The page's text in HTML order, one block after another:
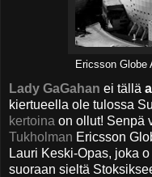
Ericsson Globe
Lady GaGahan ei tällä
kiertueella ole tulossa
kertoina on ollut! Senpä
Tukholman Ericsson
Lauri Keski-Opas, joka
suoraan sieltä